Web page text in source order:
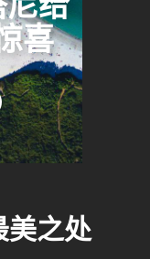
喜
美之处